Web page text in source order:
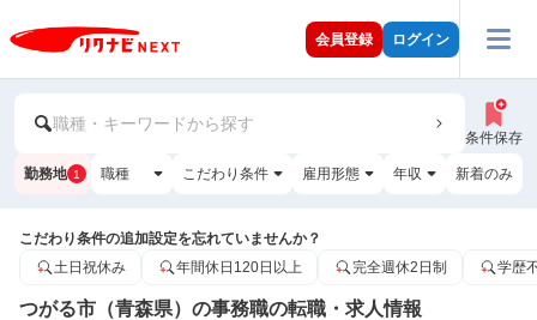
会員登録 ログイン
職種・キーワードから探す
条件保存
勤務地 1 職種 こだわり条件 雇用形態 年収 新着のみ
こだわり条件の追加設定を忘れていませんか？
土日祝休み
年間休日120日以上 完全週休2日制 学歴
つがる市（青森県）の事務職の転職・求人情報